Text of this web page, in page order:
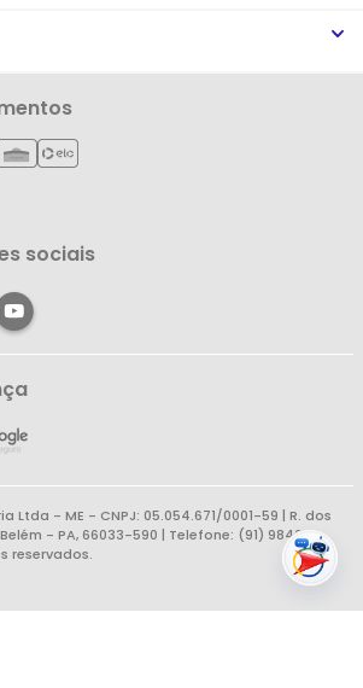
sociais
Ltda - ME - CNPJ: 05.054.671/0001-59 | R. dos
- PA, 66033-590 | Telefone: (91) 98403-
reservados.